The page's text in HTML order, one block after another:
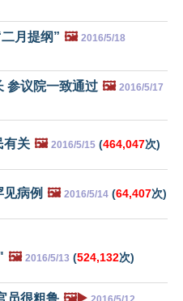
月提纲” 🖼️ 2016/5/18
参议院一致通过 🖼️ 2016/5/17
有关 🖼️ 2016/5/15 (464,047次)
病例 🖼️ 2016/5/14 (64,407次)
🖼️ 2016/5/13 (524,132次)
员很粗鲁 🖼️▶️